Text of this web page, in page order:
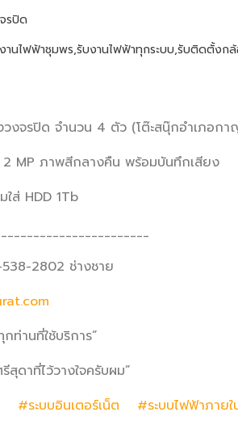
รปิด
านไฟฟ้าชุมพร,รับงานไฟฟ้าทุกระบบ,รับติดตั้งกล้
งจรปิด จำนวน 4 ตัว (โต๊ะสนุ๊กอำเภอก
MP ภาพสีกลางคืน พร้อมบันทึกเสียง
ส่ HDD 1Tb
2802 ช่างชาย
านที่ใช้บริการ”
ดาที่ไว้วางใจครับผม”
#ระบบอินเตอร์เน็ต #ระบบไฟฟ้าภาย